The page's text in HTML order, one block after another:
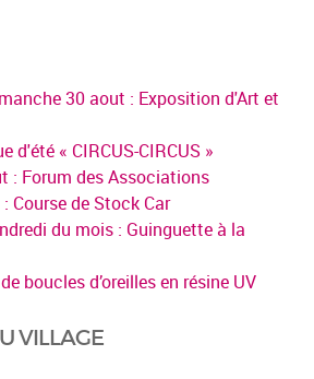
30 aout : Exposition d'Art et
d'été « CIRCUS-CIRCUS »
: Forum des Associations
Course de Stock Car
du mois : Guinguette à la
boucles d’oreilles en résine UV
VILLAGE